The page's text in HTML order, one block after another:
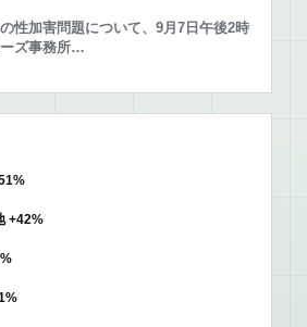
性加害問題について、9月7日午後2時
ズ事務所…
+42%